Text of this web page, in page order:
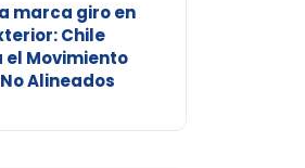
marca giro en
Chile
Movimiento
Alineados